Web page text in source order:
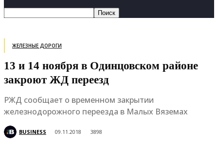
ЖЕЛЕЗНЫЕ ДОРОГИ
13 и 14 ноября в Одинцовском районе
закроют ЖД переезд
РЖД сообщает о временном закрытии
железнодорожного переезда в Малых Вяземах
BUSINESS 09.11.2018 3898